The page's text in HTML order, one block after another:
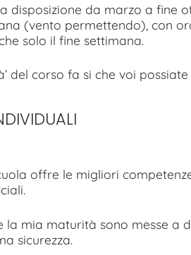
disposizione da marzo a fine
(vento permettendo), con
solo il fine settimana.
del corso fa si che voi
offre le migliori
la mia maturità sono messe a
sicurezza.